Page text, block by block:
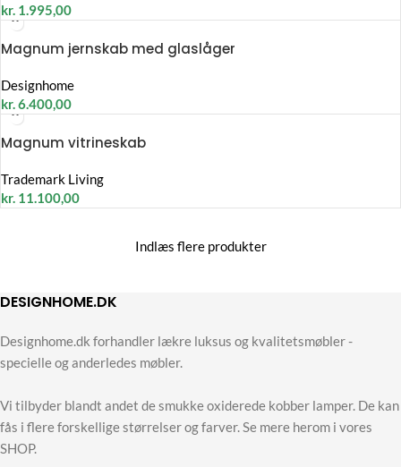
kr. 1.995,00
Magnum jernskab med glaslåger
Designhome
kr.6.400,00
Magnum vitrineskab
Trademark Living
kr. 11.100,00
Indlæs flere produkter
DESIGNHOME.DK
Designhome.dk forhandler lækre luksus og kvalitetsmøbler -
specielle og anderledes møbler.
Vi tilbyder blandt andet de smukke oxiderede kobber lamper. De kan
fås i flere forskellige størrelser og farver. Se mere herom i vores
SHOP.